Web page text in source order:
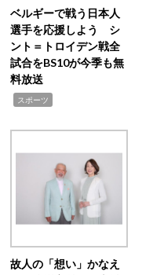
ベルギーで戦う日本人
選手を応援しよう シ
ント＝トロイデン戦全
試合をBS10が今季も無
料放送
スポーツ
故人の「想い」かなえ